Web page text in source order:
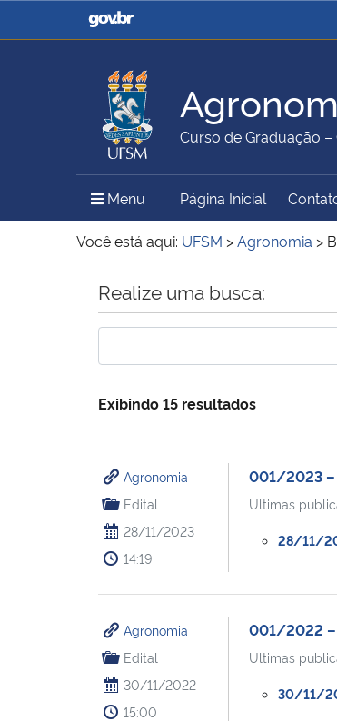
Casa Civil
Ministério da
Ministério da Agricultura,
Pecuária e Abastecimento
Ministério da
Ministério do Meio Ambiente Ministério do
Curso de Graduação
Menu Menu Principal do Sítio
Página Inicial
Você está aqui: UFSM >Agronomia >
Início do conteúdo
Realize uma busca:
Exibindo 15 resultados
Agronomia
Edital
28/11/2023
14:19
001/2023 –
Ultimas
28/11/
Agronomia
Edital
30/11/2022
15:00
001/2022 –
Ultimas
30/11/